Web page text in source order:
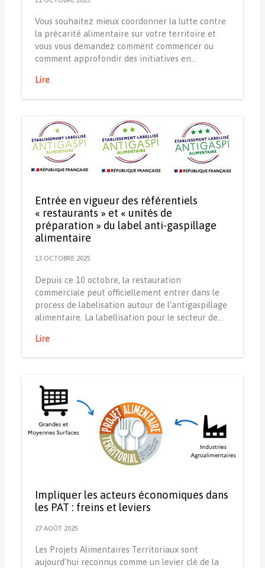
Vous souhaitez mieux coordonner la lutte contre
la précarité alimentaire sur votre territoire et
vous vous demandez comment commencer ou
comment approfondir des initiatives en…
Lire
Entrée en vigueur des référentiels
« restaurants » et « unités de
préparation » du label anti-gaspillage
alimentaire
13 OCTOBRE 2025
Depuis ce 10 octobre, la restauration
commerciale peut officiellement entrer dans le
process de labelisation autour de l'antigaspillage
alimentaire. La labellisation pour le secteur de…
Lire
Impliquer les acteurs économiques dans
les PAT : freins et leviers
27 AOÛT 2025
Les Projets Alimentaires Territoriaux sont
aujourd’hui reconnus comme un levier clé de la